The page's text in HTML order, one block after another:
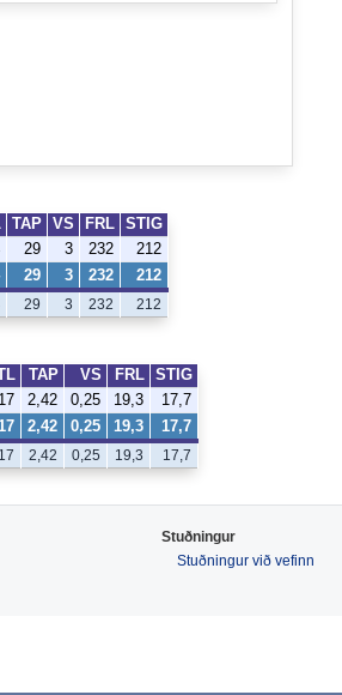
TAP VS FRL
STIG
29 3 232 212
29 3 232 212
29 3 232 212
TAP VS FRL
STIG
2,42 0,25 19,3 17,7
2,42 0,25 19,3 17,7
2,42 0,25 19,3 17,7
Stuðningur
Stuðningur við vefinn